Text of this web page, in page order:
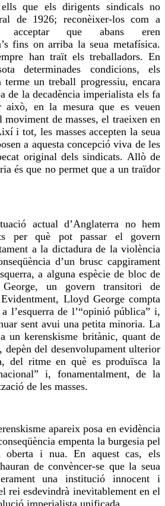
que els dirigents sindicals no
de 1926; reconèixer-los com a
acceptar que abans eren
fins on arriba la seua metafísica.
han traït els treballadors. En
determinades condicions, els
terme un treball progressiu, encara
de la decadència imperialista els fa
això, en la mesura que es veuen
moviment de masses, el traeixen en
i tot, les masses accepten la seua
a aquesta concepcióviva de les
original dels sindicats. Allò de
és que no permet que a un traïdor
actual d’Anglaterra no hem
per què pot passar el govern
a la dictadura de la violència
d’un brusc capgirament
a alguna espècie de bloc de
un govern transitori de
Lloyd George compta
l’esquerra de l’“opinió pública” i,
sent avui una petita minoria. La
unkerenskisme britànic, quant de
depèn del desenvolupament ulterior
del ritme en què es produïsca la
i, fonamentalment, de la
de les masses.
apareix posa en evidència
empenta la burgesia pel
oberta i nua. En aquest cas, els
de convèncer-se que la seua
una institució innocent i
rei esdevindrà inevitablement en el